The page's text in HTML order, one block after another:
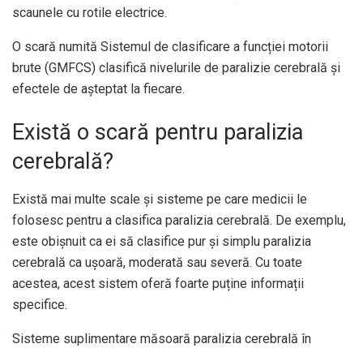
scaunele cu rotile electrice.
O scară numită Sistemul de clasificare a funcției motorii
brute (GMFCS) clasifică nivelurile de paralizie cerebrală și
efectele de așteptat la fiecare.
Există o scară pentru paralizia
cerebrală?
Există mai multe scale și sisteme pe care medicii le
folosesc pentru a clasifica paralizia cerebrală. De exemplu,
este obișnuit ca ei să clasifice pur și simplu paralizia
cerebrală ca ușoară, moderată sau severă. Cu toate
acestea, acest sistem oferă foarte puține informații
specifice.
Sisteme suplimentare măsoară paralizia cerebrală în